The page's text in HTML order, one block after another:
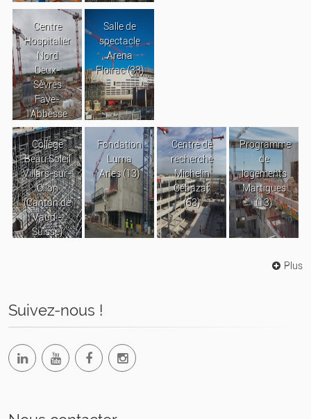
Centre
Hospitalier
Nord
Deux-
Sèvres
Faye-
l’Abbesse
Salle de
spectacle
Arena
Floirac (33)
Collège
Beau Soleil
Villars-sur-
Ollon
(Canton de
Vaud -
Suisse)
Fondation
Luma
Arles (13)
Centre de
recherche
Michelin
Cébazat
(63)
Programme
de
logements
Martigues
(13)
Plus
Suivez-nous !